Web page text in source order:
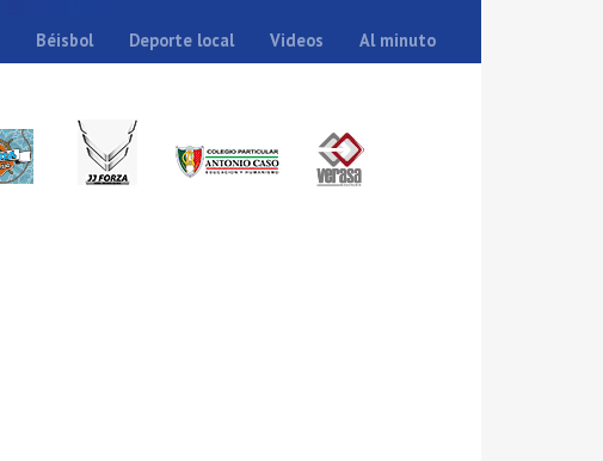
Béisbol Deporte local Videos Al minuto